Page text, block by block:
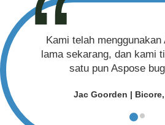
Kami telah
lama sekarang, dan kami
satu pun Aspose
Jac Goorden |